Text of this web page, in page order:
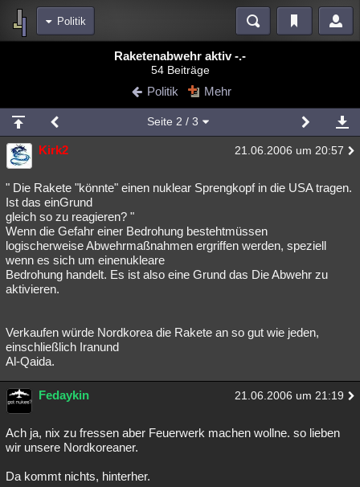
Politik
Blogs
Chat Wiki Neuigkeiten
meine Rubriken
Menschen Mystery Kriminalfälle
Spiritualität Verschwörungen Technologie Ufologie
Natur Umfragen Unterhaltung
weitere Rubriken
Philosophie Träume Orte
Astronomie
Musik Clash Verbesserungen Allmystery English
Übersichten
Lesenswert
Raketenabwehr aktiv -.-
54 Beiträge
Politik Mehr
Seite 2 / 3
Kirk2 21.06.2006 um 20:57
" Die Rakete "könnte" einen nuklear Sprengkopf in die USA tragen.
Ist das einGrund
gleich so zu reagieren? "
Wenn die Gefahr einer Bedrohung bestehtmüssen
logischerweise Abwehrmaßnahmen ergriffen werden, speziell
wenn es sich um einenukleare
Bedrohung handelt. Es ist also eine Grund das Die Abwehr zu
aktivieren.
Verkaufen würde Nordkorea die Rakete an so gut wie jeden,
einschließlich Iranund
Al-Qaida.
Fedaykin 21.06.2006 um 21:19
Ach ja, nix zu fressen aber Feuerwerk machen wollne. so lieben
wir unsere Nordkoreaner.
Da kommt nichts, hinterher.